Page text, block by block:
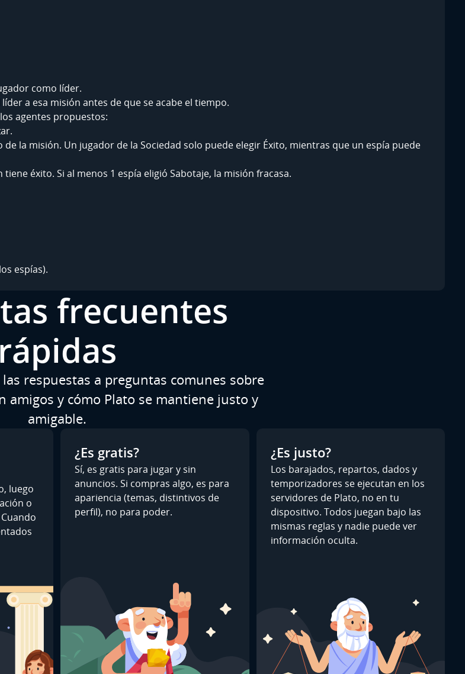
como líder.
a esa misión antes de que se acabe el tiempo.
agentes propuestos:
la misión. Un jugador de la Sociedad solo puede elegir Éxito, mientras que un espía puede
éxito. Si al menos 1 espía eligió Sabotaje, la misión fracasa.
espías).
frecuentes
rápidas
respuestas a preguntas comunes sobre
amigos y cómo Plato se mantiene justo y
amigable.
luego
o
¿Es gratis?
Sí, es gratis para jugar y sin
anuncios. Si compras algo, es para
apariencia (temas, distintivos de
perfil), no para poder.
¿Es justo?
Los barajados, repartos, dados y
temporizadores se ejecutan en los
servidores de Plato, no en tu
dispositivo. Todos juegan bajo las
mismas reglas y nadie puede ver
información oculta.